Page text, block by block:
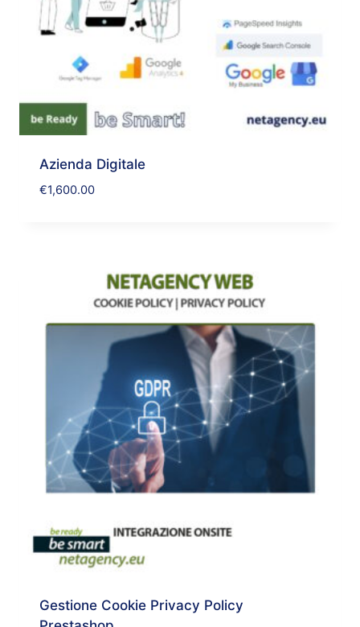
Azienda Digitale
€1,600.00
Gestione Cookie Privacy Policy